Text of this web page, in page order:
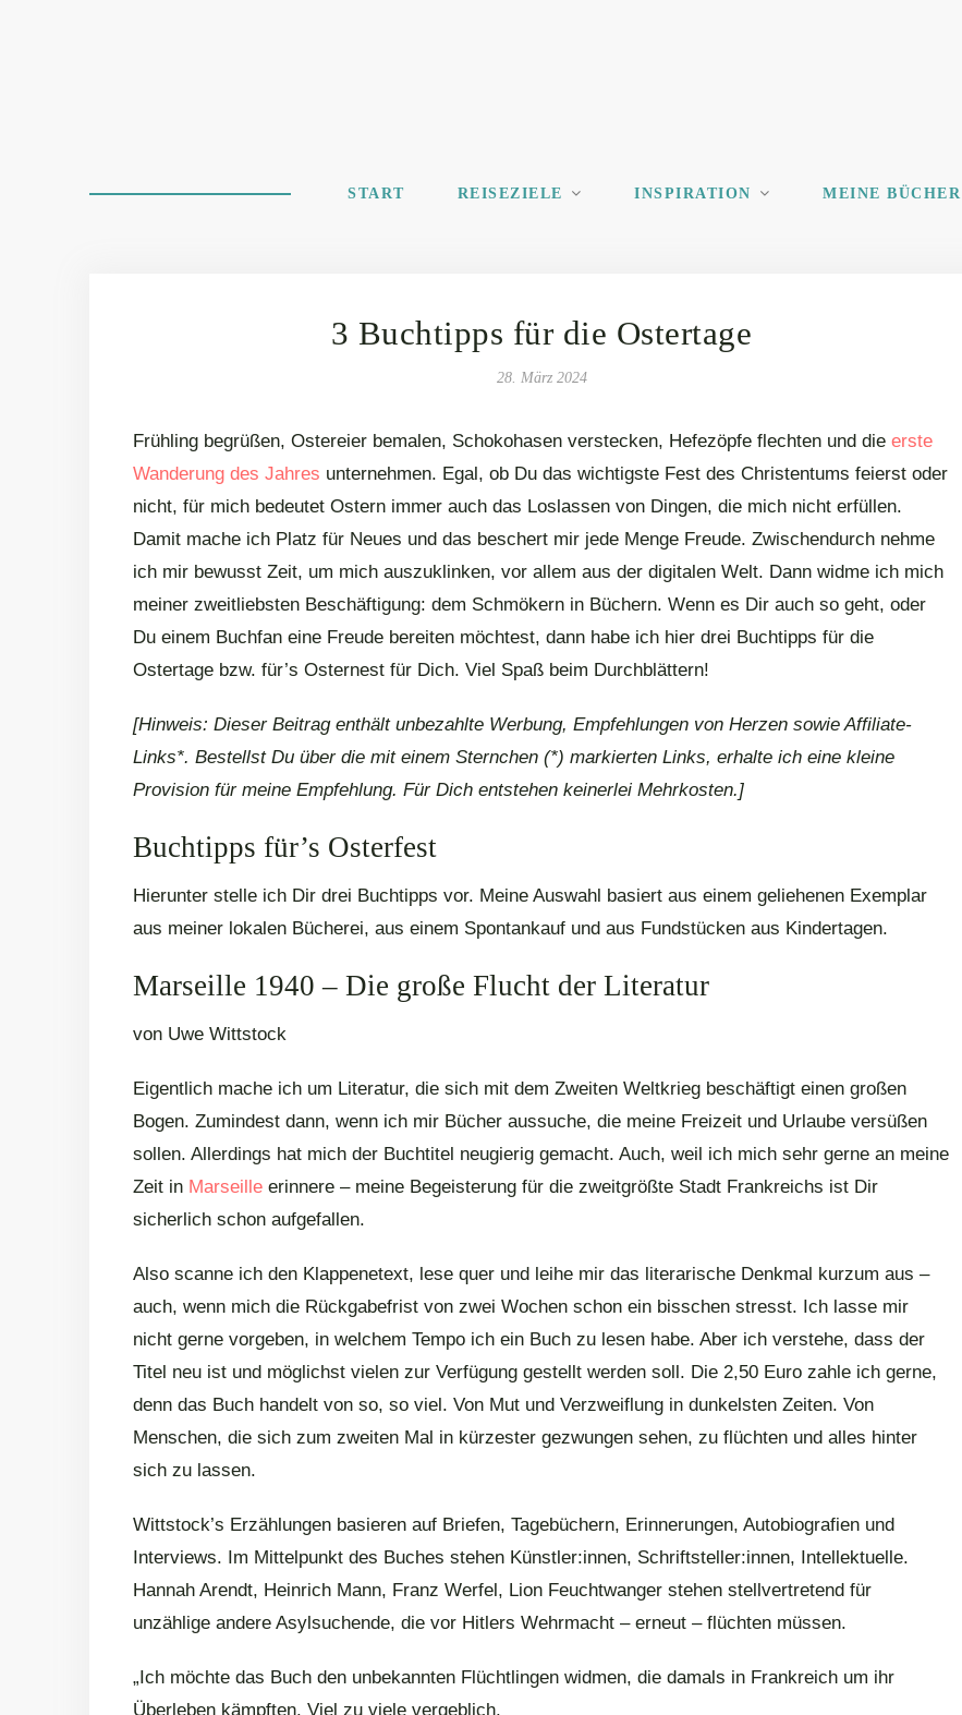
START REISEZIELE INSPIRATION MEINE BÜCHER
3 Buchtipps für die Ostertage
28. März 2024
Frühling begrüßen, Ostereier bemalen, Schokohasen verstecken, Hefezöpfe flechten und die erste
Wanderung des Jahres unternehmen. Egal, ob Du das wichtigste Fest des Christentums feierst oder
nicht, für mich bedeutet Ostern immer auch das Loslassen von Dingen, die mich nicht erfüllen.
Damit mache ich Platz für Neues und das beschert mir jede Menge Freude. Zwischendurch nehme
ich mir bewusst Zeit, um mich auszuklinken, vor allem aus der digitalen Welt. Dann widme ich mich
meiner zweitliebsten Beschäftigung: dem Schmökern in Büchern. Wenn es Dir auch so geht, oder
Du einem Buchfan eine Freude bereiten möchtest, dann habe ich hier drei Buchtipps für die
Ostertage bzw. für’s Osternest für Dich. Viel Spaß beim Durchblättern!
[Hinweis: Dieser Beitrag enthält unbezahlte Werbung, Empfehlungen von Herzen sowie Affiliate-
Links*. Bestellst Du über die mit einem Sternchen (*) markierten Links, erhalte ich eine kleine
Provision für meine Empfehlung. Für Dich entstehen keinerlei Mehrkosten.]
Buchtipps für’s Osterfest
Hierunter stelle ich Dir drei Buchtipps vor. Meine Auswahl basiert aus einem geliehenen Exemplar
aus meiner lokalen Bücherei, aus einem Spontankauf und aus Fundstücken aus Kindertagen.
Marseille 1940 – Die große Flucht der Literatur
von Uwe Wittstock
Eigentlich mache ich um Literatur, die sich mit dem Zweiten Weltkrieg beschäftigt einen großen
Bogen. Zumindest dann, wenn ich mir Bücher aussuche, die meine Freizeit und Urlaube versüßen
sollen. Allerdings hat mich der Buchtitel neugierig gemacht. Auch, weil ich mich sehr gerne an meine
Zeit in Marseille erinnere – meine Begeisterung für die zweitgrößte Stadt Frankreichs ist Dir
sicherlich schon aufgefallen.
Also scanne ich den Klappenetext, lese quer und leihe mir das literarische Denkmal kurzum aus –
auch, wenn mich die Rückgabefrist von zwei Wochen schon ein bisschen stresst. Ich lasse mir
nicht gerne vorgeben, in welchem Tempo ich ein Buch zu lesen habe. Aber ich verstehe, dass der
Titel neu ist und möglichst vielen zur Verfügung gestellt werden soll. Die 2,50 Euro zahle ich gerne,
denn das Buch handelt von so, so viel. Von Mut und Verzweiflung in dunkelsten Zeiten. Von
Menschen, die sich zum zweiten Mal in kürzester gezwungen sehen, zu flüchten und alles hinter
sich zu lassen.
Wittstock’s Erzählungen basieren auf Briefen, Tagebüchern, Erinnerungen, Autobiografien und
Interviews. Im Mittelpunkt des Buches stehen Künstler:innen, Schriftsteller:innen, Intellektuelle.
Hannah Arendt, Heinrich Mann, Franz Werfel, Lion Feuchtwanger stehen stellvertretend für
unzählige andere Asylsuchende, die vor Hitlers Wehrmacht – erneut – flüchten müssen.
„Ich möchte das Buch den unbekannten Flüchtlingen widmen, die damals in Frankreich um ihr
Überleben kämpften. Viel zu viele vergeblich.